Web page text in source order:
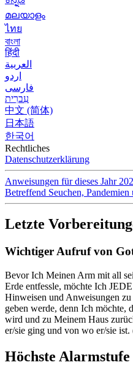
മലയാളം
ไทย
বাংলা
हिंदी
العربية
اردو
فارسی
עִברִית
中文 (简体)
日本語
한국어
Rechtliches
Datenschutzerklärung
Anweisungen für dieses Jahr
Betreffend Seuchen,
Letzte
Wichtiger Aufruf von
Bevor Ich Meinen Arm mit all
Erde entfessle, möchte Ich
Hinweisen und Anweisungen
geben werde, denn Ich
wird und zu Meinem Haus
er/sie ging und von wo er/sie ist.
Höchste Alarmstufe